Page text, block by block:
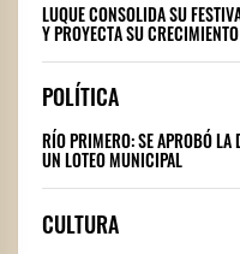
LUQUE CONSOLIDA SU
Y PROYECTA SU
POLÍTICA
RÍO PRIMERO: SE APROBÓ LA
UN LOTEO MUNICIPAL
CULTURA